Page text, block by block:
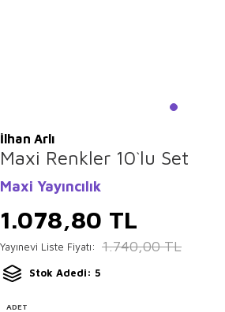
İlhan Arlı
Maxi Renkler 10`lu Set
Maxi Yayıncılık
1.078,80 TL
Yayınevi Liste Fiyatı: 1.740,00TL
Stok Adedi: 5
ADET